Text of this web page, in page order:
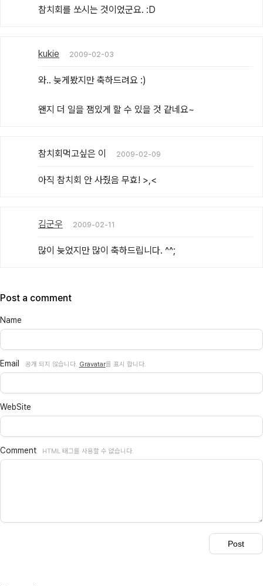
참치회를 쏘시는 것이었군요. :D
kukie 2009-02-03
와.. 늦게봤지만 축하드려요 :)
왠지 더 일을 잼있게 할 수 있을 것 같네요~
참치회먹고싶은 이 2009-02-09
아직 참치회 안 사줬음 무효! >,<
김군우 2009-02-11
많이 늦었지만 많이 축하드립니다. ^^;
Post a comment
Name
Email 공개 되지 않습니다. Gravatar를 표시 합니다.
WebSite
Comment HTML 태그를 사용할 수 없습니다.